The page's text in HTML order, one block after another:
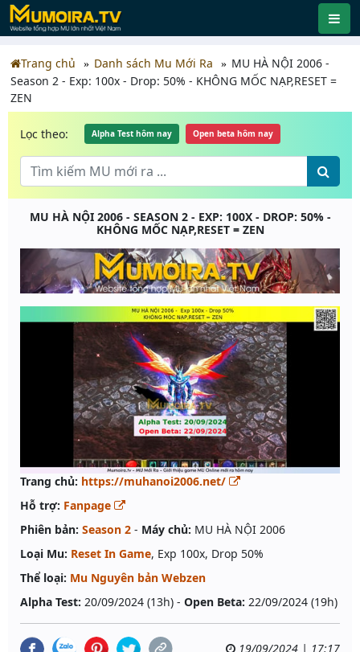
Trang chủ Danh sách Mu Mới Ra
MU HÀ NỘI 2006 -
Season 2 - Exp: 100x - Drop: 50% - KHÔNG MỐC NẠP,RESET =
ZEN
Lọc theo: Alpha Test hôm nay Open beta hôm nay
MU HÀ NỘI 2006 - SEASON 2 - EXP: 100X - DROP: 50% -
KHÔNG MỐC NẠP,RESET = ZEN
Trang chủ: https://muhanoi2006.net/
Hỗ trợ: Fanpage
Phiên bản: Season 2 - Máy chủ: MU HÀ NỘI 2006
Loại Mu: Reset In Game, Exp 100x, Drop 50%
Thể loại: Mu Nguyên bản Webzen
Alpha Test: 20/09/2024 (13h) - Open Beta: 22/09/2024 (19h)
19/09/2024 | 17:17